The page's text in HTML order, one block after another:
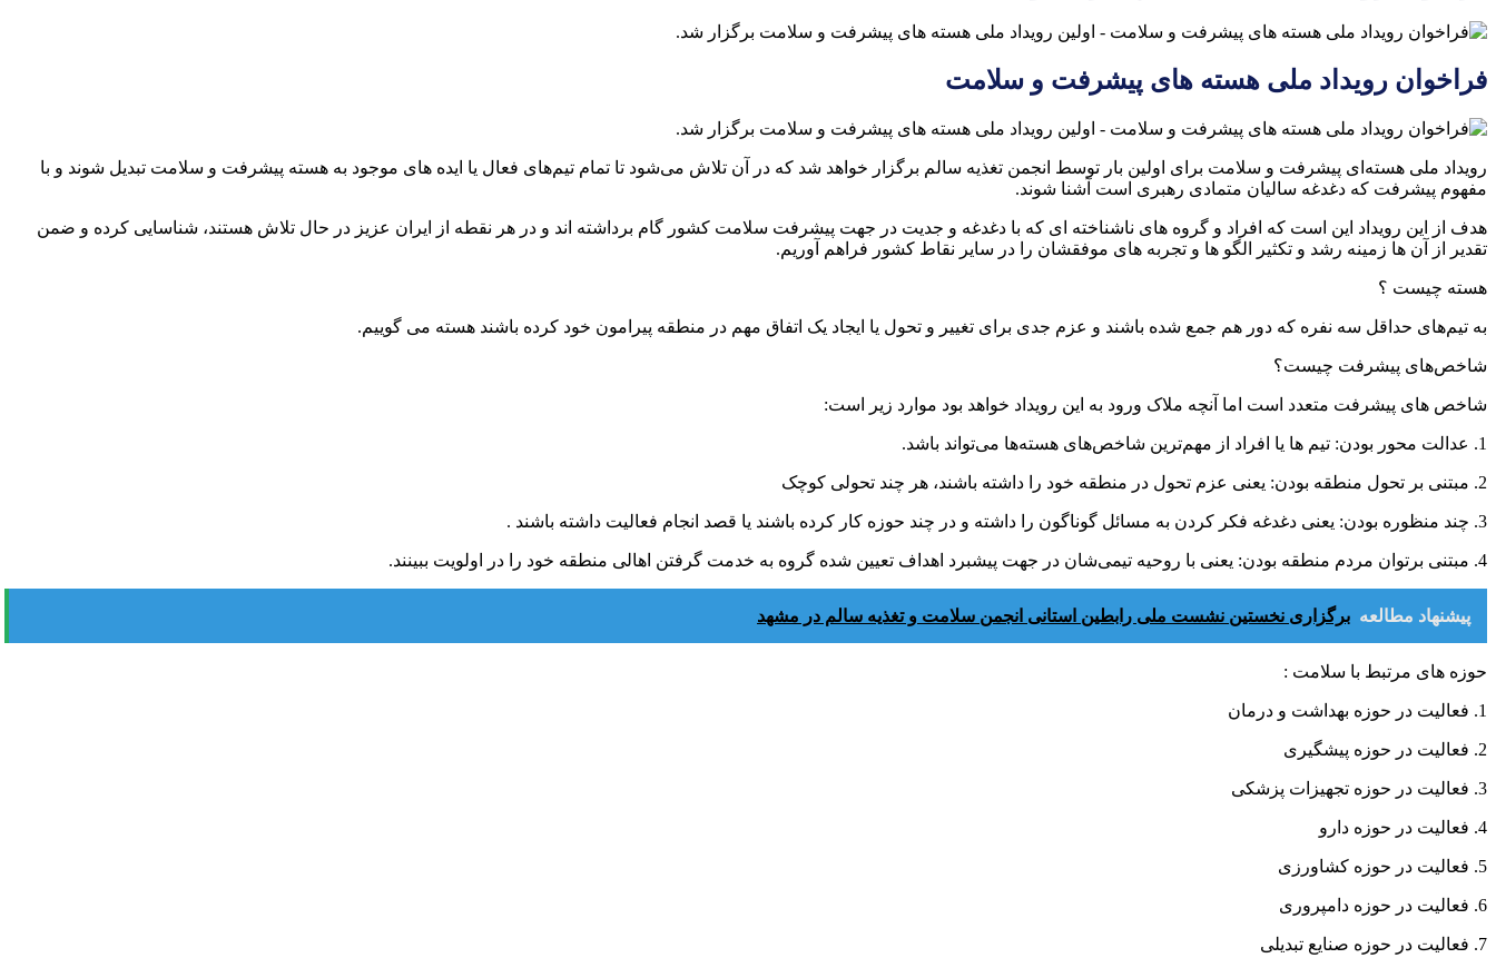
فراخوان رویداد ملی هسته های پیشرفت و سلامت
رویداد ملی هسته‌ای پیشرفت و سلامت برای اولین بار توسط انجمن تغذیه سالم برگزار خواهد شد که در آن تلاش می‌شود تا تمام تیم‌های فعال یا ایده های موجود به هسته پیشرفت و سلامت تبدیل شوند و با
مفهوم پیشرفت که دغدغه سالیان متمادی رهبری است آشنا شوند.
هدف از این رویداد این است که افراد و گروه های ناشناخته ای که با دغدغه و جدیت در جهت پیشرفت سلامت کشور گام برداشته اند و در هر نقطه از ایران عزیز در حال تلاش هستند، شناسایی کرده و ضمن
تقدیر از آن ها زمینه رشد و تکثیر الگو ها و تجربه های موفقشان را در سایر نقاط کشور فراهم آوریم.
هسته چیست ؟
به تیم‌های حداقل سه نفره که دور هم جمع شده باشند و عزم جدی برای تغییر و تحول یا ایجاد یک اتفاق مهم در منطقه پیرامون خود کرده باشند هسته می گوییم.
شاخص‌های پیشرفت چیست؟
شاخص های پیشرفت متعدد است اما آنچه ملاک ورود به این رویداد خواهد بود موارد زیر است:
1. عدالت محور بودن: تیم ها یا افراد از مهم‌ترین شاخص‌های هسته‌ها می‌تواند باشد.
2. مبتنی بر تحول منطقه بودن: یعنی عزم تحول در منطقه خود را داشته باشند، هر چند تحولی کوچک
3. چند منظوره بودن: یعنی دغدغه فکر کردن به مسائل گوناگون را داشته و در چند حوزه کار کرده باشند یا قصد انجام فعالیت داشته باشند .
4. مبتنی برتوان مردم منطقه بودن: یعنی با روحیه تیمی‌شان در جهت پیشبرد اهداف تعیین شده گروه به خدمت گرفتن اهالی منطقه خود را در اولویت ببینند.
پیشنهاد مطالعه برگزاری نخستین نشست ملی رابطین استانی انجمن سلامت و تغذیه سالم در مشهد
حوزه های مرتبط با سلامت :
1. فعالیت در حوزه بهداشت و درمان
2. فعالیت در حوزه پیشگیری
3. فعالیت در حوزه تجهیزات پزشکی
4. فعالیت در حوزه دارو
5. فعالیت در حوزه کشاورزی
6. فعالیت در حوزه دامپروری
7. فعالیت در حوزه صنایع تبدیلی